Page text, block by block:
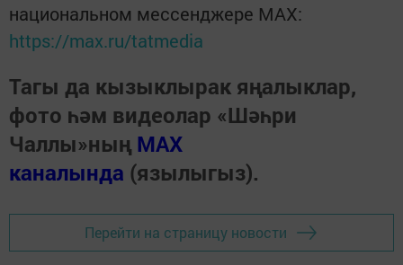
национальном мессенджере MАХ:
https://max.ru/tatmedia
Тагы да кызыклырак яңалыклар,
фото һәм видеолар «Шәһри
Чаллы»ның MAX
каналында (язылыгыз).
Перейти на страницу новости